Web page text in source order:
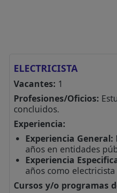
ELECTRICISTA
Vacantes: 1
Profesiones/Oficios:
concluidos.
Experiencia:
Experiencia General:
años en entidades
Experiencia
años como
Cursos y/o programas